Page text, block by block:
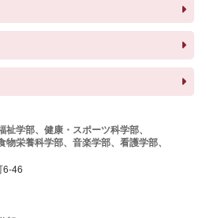
学部、 健康・スポーツ科学部、
物栄養科学部、 音楽学部、 看護学部、
6-46